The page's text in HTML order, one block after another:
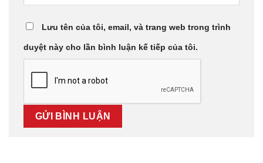
Lưu tên của tôi, email, và trang web trong trình
duyệt này cho lần bình luận kế tiếp của tôi.